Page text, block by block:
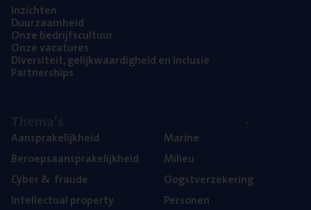
Inzich­ten
Duur­zaam­heid
Onze bedrijfs­cul­tuur
Onze vaca­tu­res
Diver­si­teit, gelijk­waar­dig­heid en inclusie
Part­ner­ships
Aan­spra­ke­lijk­heid
Beroeps­aan­spra­ke­lijk­heid
Cyber& fraude
Intel­lec­tu­al property
Mari­ne
Mili­eu
Oogst­ver­ze­ke­ring
Per­so­nen